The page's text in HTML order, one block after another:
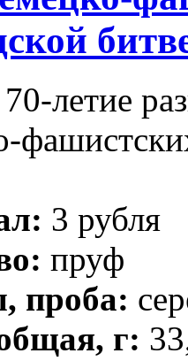
70-летие
3 рубля
пруф
проба:
г: